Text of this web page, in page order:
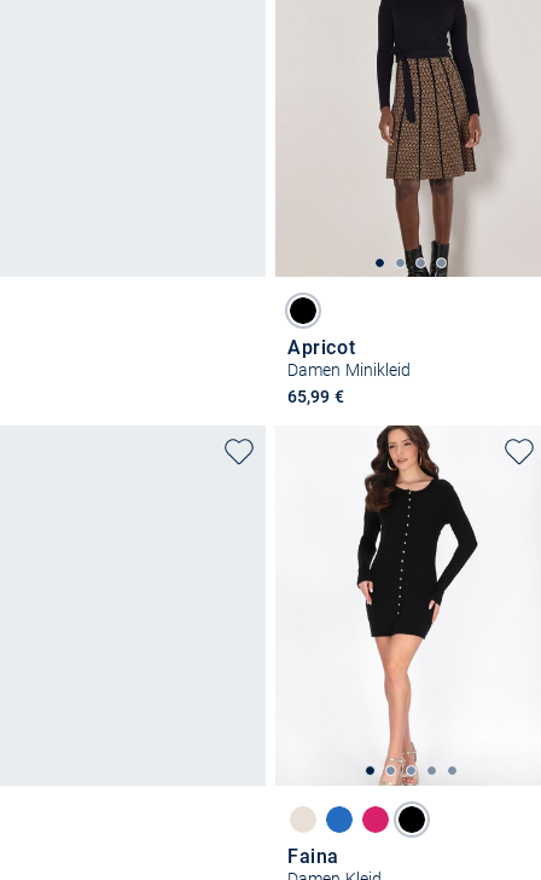
Apricot
Damen Minikleid
65,99 €
Faina